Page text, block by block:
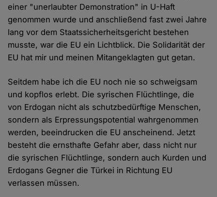
einer "unerlaubter Demonstration" in U-Haft
genommen wurde und anschließend fast zwei Jahre
lang vor dem Staatssicherheitsgericht bestehen
musste, war die EU ein Lichtblick. Die Solidarität der
EU hat mir und meinen Mitangeklagten gut getan.
Seitdem habe ich die EU noch nie so schweigsam
und kopflos erlebt. Die syrischen Flüchtlinge, die
von Erdogan nicht als schutzbedürftige Menschen,
sondern als Erpressungspotential wahrgenommen
werden, beeindrucken die EU anscheinend. Jetzt
besteht die ernsthafte Gefahr aber, dass nicht nur
die syrischen Flüchtlinge, sondern auch Kurden und
Erdogans Gegner die Türkei in Richtung EU
verlassen müssen.